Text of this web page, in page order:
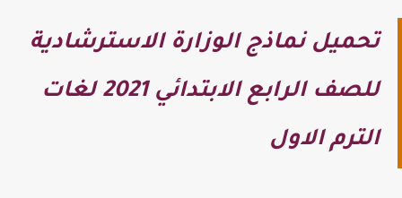
تحميل نماذج الوزارة الاسترشادية
للصف الرابع الابتدائي 2021 لغات
الترم الاول